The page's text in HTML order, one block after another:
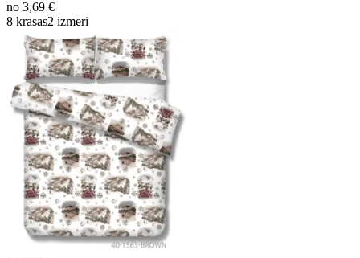
no 3,69 €
8 krāsas2 izmēri